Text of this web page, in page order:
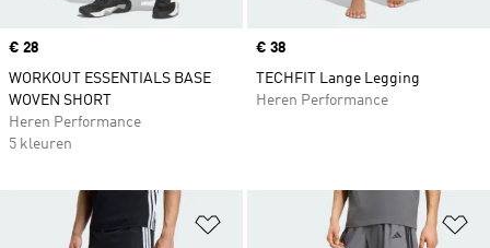
Price
€ 28
WORKOUT ESSENTIALS BASE
WOVEN SHORT
Heren Performance
5 kleuren
Price
€ 38
TECHFIT Lange Legging
Heren Performance
Op verlanglijst zetten